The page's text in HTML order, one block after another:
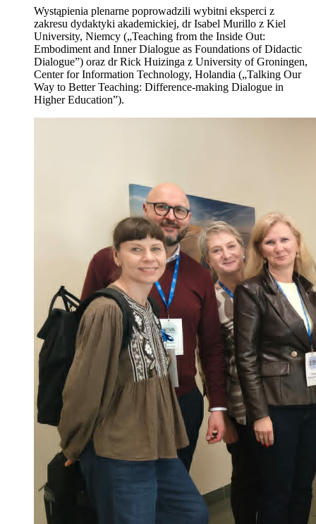
Wystąpienia plenarne poprowadzili wybitni eksperci z
zakresu dydaktyki akademickiej, dr Isabel Murillo z Kiel
University, Niemcy („Teaching from the Inside Out:
Embodiment and Inner Dialogue as Foundations of Didactic
Dialogue”) oraz dr Rick Huizinga z University of Groningen,
Center for Information Technology, Holandia („Talking Our
Way to Better Teaching: Difference-making Dialogue in
Higher Education”).